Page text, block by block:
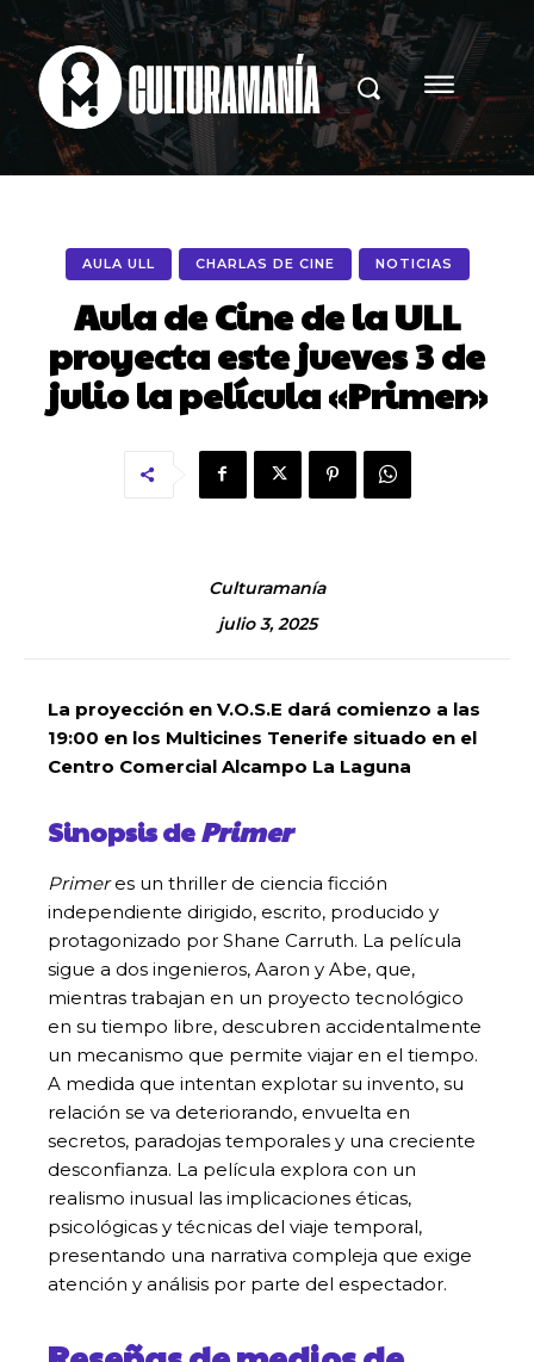
AULA ULL CHARLAS DE CINE NOTICIAS
Aula de Cine de la ULL
proyecta este jueves 3 de
julio la película «Primer»
Culturamanía
julio 3, 2025
La proyección en V.O.S.E dará comienzo a las
19:00 en los Multicines Tenerife situado en el
Centro Comercial Alcampo La Laguna
Sinopsis dePrimer
Primeres un thriller de ciencia ficción
independiente dirigido, escrito, producido y
protagonizado por Shane Carruth. La película
sigue a dos ingenieros, Aaron y Abe, que,
mientras trabajan en un proyecto tecnológico
en su tiempo libre, descubren accidentalmente
un mecanismo que permite viajar en el tiempo.
A medida que intentan explotar su invento, su
relación se va deteriorando, envuelta en
secretos, paradojas temporales y una creciente
desconfianza. La película explora con un
realismo inusual las implicaciones éticas,
psicológicas y técnicas del viaje temporal,
presentando una narrativa compleja que exige
atención y análisis por parte del espectador.